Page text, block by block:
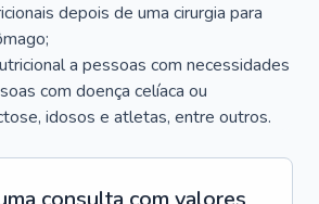
depois de uma cirurgia para
a pessoas com necessidades
com doença celíaca ou
idosos e atletas, entre outros.